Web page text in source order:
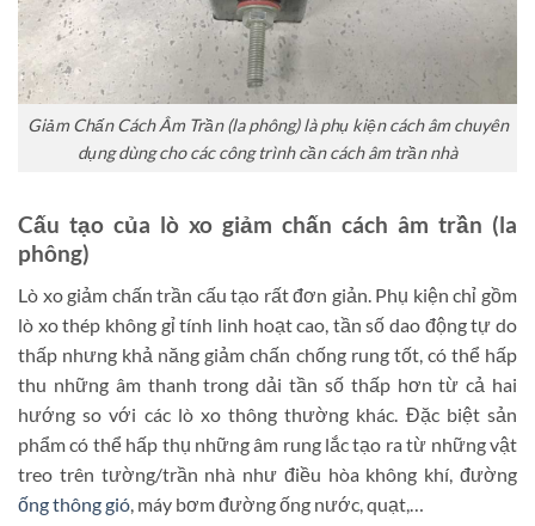
Giảm Chấn Cách Âm Trần (la phông) là phụ kiện cách âm chuyên
dụng dùng cho các công trình cần cách âm trần nhà
Cấu tạo của lò xo giảm chấn cách âm trần (la
phông)
Lò xo giảm chấn trần cấu tạo rất đơn giản. Phụ kiện chỉ gồm
lò xo thép không gỉ tính linh hoạt cao, tần số dao động tự do
thấp nhưng khả năng giảm chấn chống rung tốt, có thể hấp
thu những âm thanh trong dải tần số thấp hơn từ cả hai
hướng so với các lò xo thông thường khác. Đặc biệt sản
phẩm có thể hấp thụ những âm rung lắc tạo ra từ những vật
treo trên tường/trần nhà như điều hòa không khí, đường
ống thông gió, máy bơm đường ống nước, quạt,…